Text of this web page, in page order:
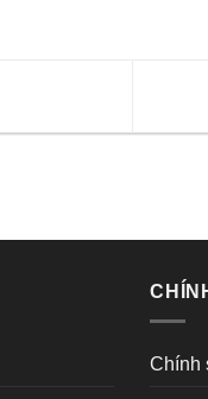
Chính